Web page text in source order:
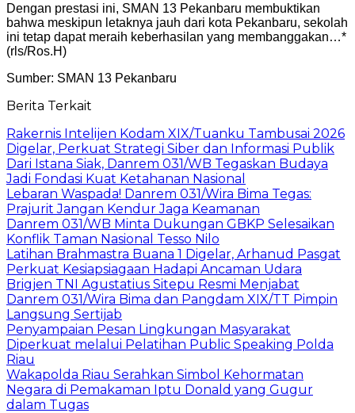
Dengan prestasi ini, SMAN 13 Pekanbaru membuktikan
bahwa meskipun letaknya jauh dari kota Pekanbaru, sekolah
ini tetap dapat meraih keberhasilan yang membanggakan…*
(rls/Ros.H)
Sumber: SMAN 13 Pekanbaru
Berita Terkait
Rakernis Intelijen Kodam XIX/Tuanku Tambusai 2026
Digelar, Perkuat Strategi Siber dan Informasi Publik
Dari Istana Siak, Danrem 031/WB Tegaskan Budaya
Jadi Fondasi Kuat Ketahanan Nasional
Lebaran Waspada! Danrem 031/Wira Bima Tegas:
Prajurit Jangan Kendur Jaga Keamanan
Danrem 031/WB Minta Dukungan GBKP Selesaikan
Konflik Taman Nasional Tesso Nilo
Latihan Brahmastra Buana 1 Digelar, Arhanud Pasgat
Perkuat Kesiapsiagaan Hadapi Ancaman Udara
Brigjen TNI Agustatius Sitepu Resmi Menjabat
Danrem 031/Wira Bima dan Pangdam XIX/TT Pimpin
Langsung Sertijab
Penyampaian Pesan Lingkungan Masyarakat
Diperkuat melalui Pelatihan Public Speaking Polda
Riau
Wakapolda Riau Serahkan Simbol Kehormatan
Negara di Pemakaman Iptu Donald yang Gugur
dalam Tugas